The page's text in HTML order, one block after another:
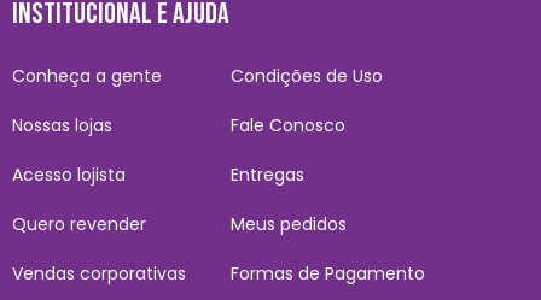
INSTITUCIONAL E AJUDA
Conheça a gente
Nossas lojas
Acesso lojista
Quero revender
Vendas corporativas
Condições de Uso
Fale Conosco
Entregas
Meus pedidos
Formas de Pagamento